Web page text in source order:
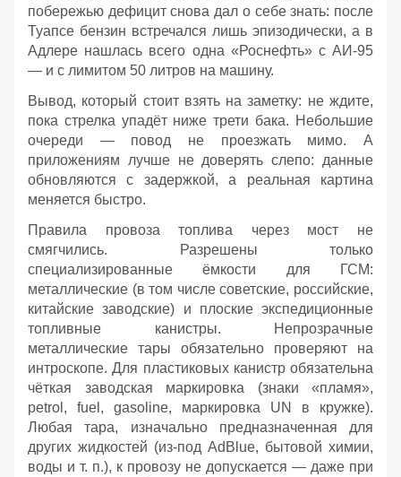
побережью дефицит снова дал о себе знать: после
Туапсе бензин встречался лишь эпизодически, а в
Адлере нашлась всего одна «Роснефть» с АИ‑95
— и с лимитом 50 литров на машину.
Вывод, который стоит взять на заметку: не ждите,
пока стрелка упадёт ниже трети бака. Небольшие
очереди — повод не проезжать мимо. А
приложениям лучше не доверять слепо: данные
обновляются с задержкой, а реальная картина
меняется быстро.
Правила провоза топлива через мост не
смягчились. Разрешены только
специализированные ёмкости для ГСМ:
металлические (в том числе советские, российские,
китайские заводские) и плоские экспедиционные
топливные канистры. Непрозрачные
металлические тары обязательно проверяют на
интроскопе. Для пластиковых канистр обязательна
чёткая заводская маркировка (знаки «пламя»,
petrol, fuel, gasoline, маркировка UN в кружке).
Любая тара, изначально предназначенная для
других жидкостей (из‑под AdBlue, бытовой химии,
воды и т. п.), к провозу не допускается — даже при